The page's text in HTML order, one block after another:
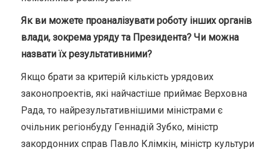
Як ви можете проаналізувати роботу інших органів
влади, зокрема уряду та Президента? Чи можна
назвати їх результативними?
Якщо брати за критерій кількість урядових
законопроектів, які найчастіше приймає Верховна
Рада, то найрезультативнішими міністрами є
очільник регіонбуду Геннадій Зубко, міністр
закордонних справ Павло Клімкін, міністр культури